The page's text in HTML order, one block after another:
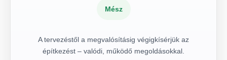
Mész
A tervezéstől a megvalósításig végigkísérjük az
építkezést – valódi, működő megoldásokkal.